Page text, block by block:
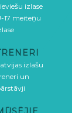
izlase
17 meiteņu
izlašu
un